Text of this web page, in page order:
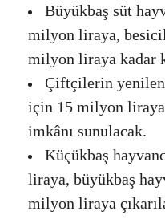
Büyükbaş süt
milyon liraya,
milyon liraya kadar
Çiftçilerin
için 15 milyon
imkânı sunulacak.
Küçükbaş
liraya, büyükbaş
milyon liraya